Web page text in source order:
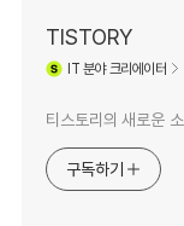
TISTORY
IT 분야 크리에이터
티스토리의 새로운
구독하기